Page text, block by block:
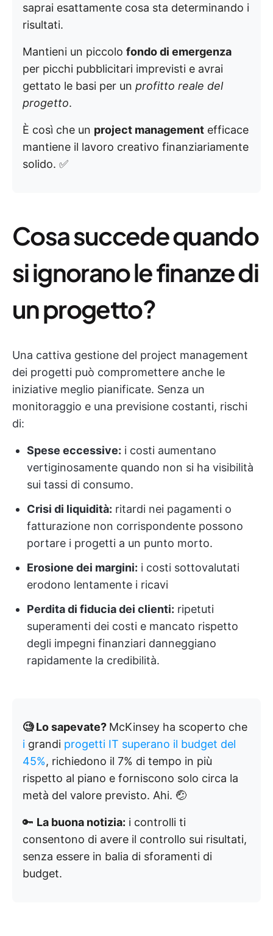
saprai esattamente cosa sta determinando i
risultati.
Mantieni un piccolo fondo di emergenza
per picchi pubblicitari imprevisti e avrai
gettato le basi per un profitto reale del
progetto.
È così che un project management efficace
mantiene il lavoro creativo finanziariamente
solido. ✅
Cosa succede quando
si ignorano le finanze di
un progetto?
Una cattiva gestione del project management
dei progetti può compromettere anche le
iniziative meglio pianificate. Senza un
monitoraggio e una previsione costanti, rischi
di:
Spese eccessive: i costi aumentano
vertiginosamente quando non si ha visibilità
sui tassi di consumo.
Crisi di liquidità: ritardi nei pagamenti o
fatturazione non corrispondente possono
portare i progetti a un punto morto.
Erosione dei margini: i costi sottovalutati
erodono lentamente i ricavi
Perdita di fiducia dei clienti: ripetuti
superamenti dei costi e mancato rispetto
degli impegni finanziari danneggiano
rapidamente la credibilità.
🧐 Lo sapevate? McKinsey ha scoperto che
i grandi progetti IT superano il budget del
45%, richiedono il 7% di tempo in più
rispetto al piano e forniscono solo circa la
metà del valore previsto. Ahi. 🤕
🔑 La buona notizia: i controlli ti
consentono di avere il controllo sui risultati,
senza essere in balia di sforamenti di
budget.